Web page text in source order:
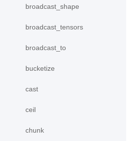
broadcast_shape
broadcast_tensors
broadcast_to
bucketize
cast
ceil
chunk